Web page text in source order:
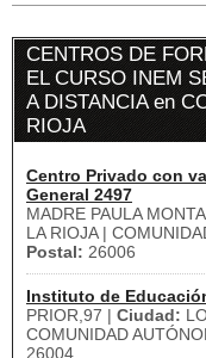
CENTROS DE
EL CURSO INEM
A DISTANCIA en
RIOJA
Centro Privado con
General 2497
MADRE PAULA
LA RIOJA |
Postal: 26006
Instituto de
PRIOR,97 | Ciudad:
COMUNIDAD
26004